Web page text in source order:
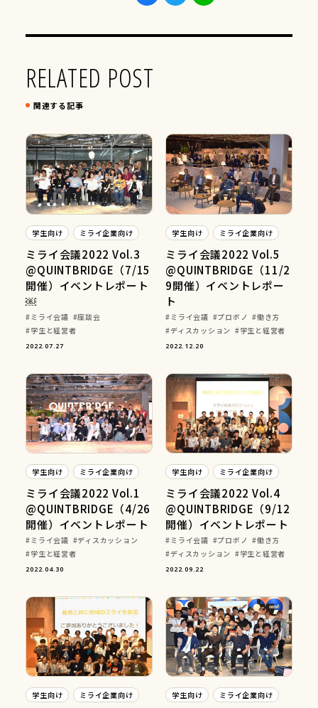
RELATED POST
関連する記事
学生向け ミライ企業向け
ミライ会議2022 Vol.3
@QUINTBRIDGE（7/15
開催）イベントレポート
￼
ミライ会議
座談会
学生と経営者
2022.07.27
学生向け ミライ企業向け
ミライ会議2022 Vol.5
@QUINTBRIDGE（11/2
9開催）イベントレポー
ト
ミライ会議 プロボノ
働き方
ディスカッション
学生と経営者
2022.12.20
学生向け ミライ企業向け
ミライ会議2022 Vol.1
@QUINTBRIDGE（4/26
開催）イベントレポート
ミライ会議
ディスカッション
学生と経営者
2022.04.30
学生向け ミライ企業向け
ミライ会議2022 Vol.4
@QUINTBRIDGE（9/12
開催）イベントレポート
ミライ会議 プロボノ
働き方
ディスカッション
学生と経営者
2022.09.22
学生向け ミライ企業向け 学生向け ミライ企業向け